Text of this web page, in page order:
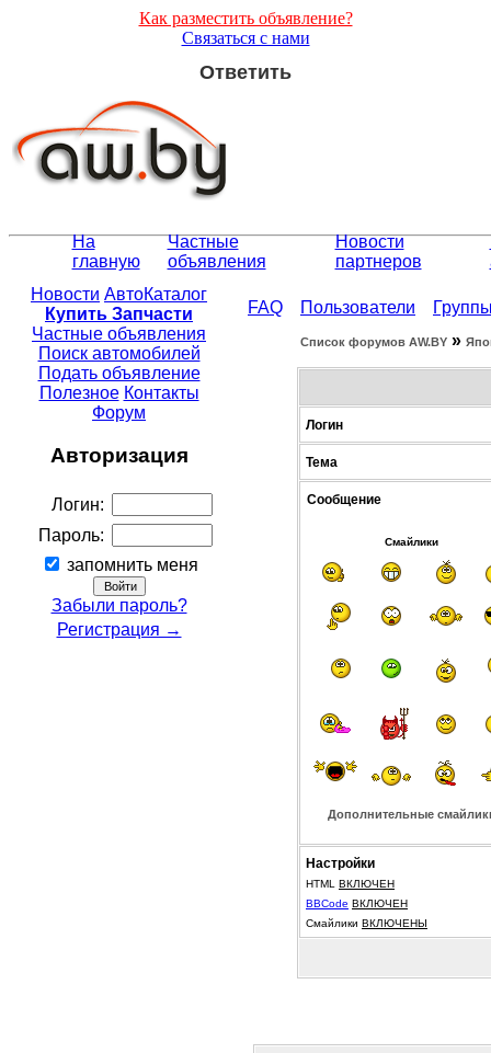
Как разместить объявление?
Связаться с нами
Ответить
На
главную
Частные
объявления
Новости
партнеров
Новости АвтоКаталог
Купить Запчасти
Частные объявления
Поиск автомобилей
Подать объявление
Полезное Контакты
Форум
Авторизация
Логин:
Пароль:
запомнить меня
Забыли пароль?
Регистрация →
FAQ Пользователи
Список форумов АW.BY »
Логин
Тема
Сообщение
Смайлики
Дополнительные
Настройки
HTML ВКЛЮЧЕН
BBCode ВКЛЮЧЕН
Смайлики ВКЛЮЧЕНЫ